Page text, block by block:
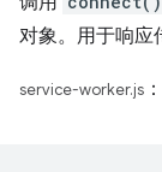
对象。用于响应
service-worker.js ：